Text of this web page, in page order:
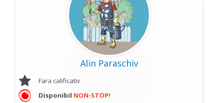
Alin Paraschiv
Fara calificativ
Disponibil NON-STOP!